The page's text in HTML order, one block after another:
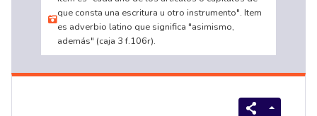
que consta una escritura u otro instrumento". Item
es adverbio latino que significa "asimismo,
además" (caja 3 f.106r).